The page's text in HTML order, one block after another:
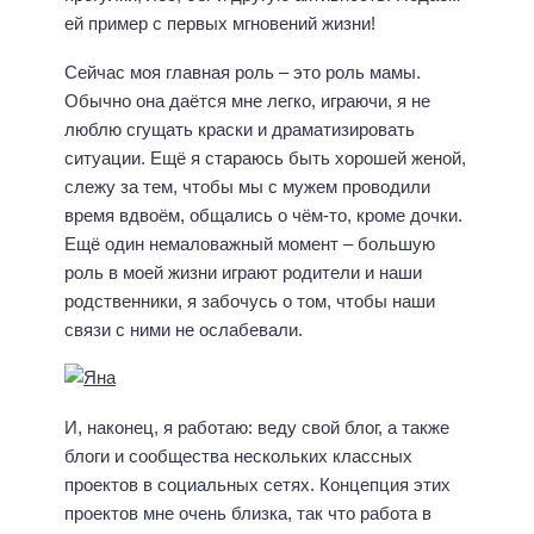
ей пример с первых мгновений жизни!
Сейчас моя главная роль – это роль мамы.
Обычно она даётся мне легко, играючи, я не
люблю сгущать краски и драматизировать
ситуации. Ещё я стараюсь быть хорошей женой,
слежу за тем, чтобы мы с мужем проводили
время вдвоём, общались о чём-то, кроме дочки.
Ещё один немаловажный момент – большую
роль в моей жизни играют родители и наши
родственники, я забочусь о том, чтобы наши
связи с ними не ослабевали.
И, наконец, я работаю: веду свой блог, а также
блоги и сообщества нескольких классных
проектов в социальных сетях. Концепция этих
проектов мне очень близка, так что работа в